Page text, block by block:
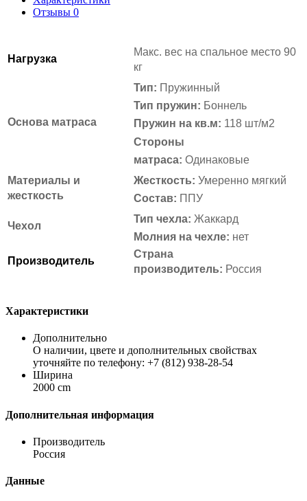
Отзывы 0
Нагрузка
Макс. вес на спальное место 90
кг
Основа матраса
Тип: Пружинный
Тип пружин: Боннель
Пружин на кв.м: 118 шт/м2
Стороны
матраса: Одинаковые
Материалы и
жесткость
Жесткость: Умеренно мягкий
Состав: ППУ
Чехол
Тип чехла: Жаккард
Молния на чехле: нет
Производитель
Страна
производитель: Россия
Характеристики
Дополнительно
О наличии, цвете и дополнительных свойствах
уточняйте по телефону: +7 (812) 938-28-54
Ширина
2000 cm
Дополнительная информация
Производитель
Россия
Данные